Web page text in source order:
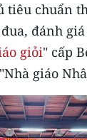
phía Bắc
tiêu chuẩn
đánh
giỏi" cấp
giáo